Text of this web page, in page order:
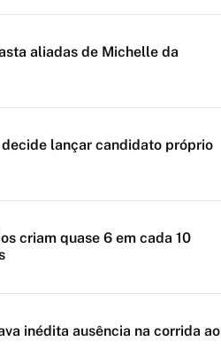
aliadas de Michelle da
lançar candidato próprio
criam quase 6 em cada 10
inédita ausência na corrida ao